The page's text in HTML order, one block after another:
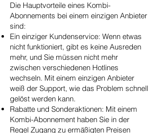
Die Hauptvorteile eines Kombi-
Abonnements bei einem einzigen Anbieter
sind:
Ein einziger Kundenservice: Wenn etwas
nicht funktioniert, gibt es keine Ausreden
mehr, und Sie müssen nicht mehr
zwischen verschiedenen Hotlines
wechseln. Mit einem einzigen Anbieter
weiß der Support, wie das Problem schnell
gelöst werden kann.
Rabatte und Sonderaktionen: Mit einem
Kombi-Abonnement haben Sie in der
Regel Zugang zu ermäßigten Preisen